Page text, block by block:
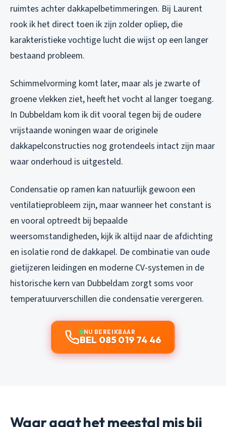
ruimtes achter dakkapelbetimmeringen. Bij Laurent
rook ik het direct toen ik zijn zolder opliep, die
karakteristieke vochtige lucht die wijst op een langer
bestaand probleem.
Schimmelvorming komt later, maar als je zwarte of
groene vlekken ziet, heeft het vocht al langer toegang.
In Dubbeldam kom ik dit vooral tegen bij de oudere
vrijstaande woningen waar de originele
dakkapelconstructies nog grotendeels intact zijn maar
waar onderhoud is uitgesteld.
Condensatie op ramen kan natuurlijk gewoon een
ventilatieprobleem zijn, maar wanneer het constant is
en vooral optreedt bij bepaalde
weersomstandigheden, kijk ik altijd naar de afdichting
en isolatie rond de dakkapel. De combinatie van oude
gietijzeren leidingen en moderne CV-systemen in de
historische kern van Dubbeldam zorgt soms voor
temperatuurverschillen die condensatie verergeren.
NU BEREIKBAAR
BEL 085 019 74 46
Waar gaat het meestal mis bij